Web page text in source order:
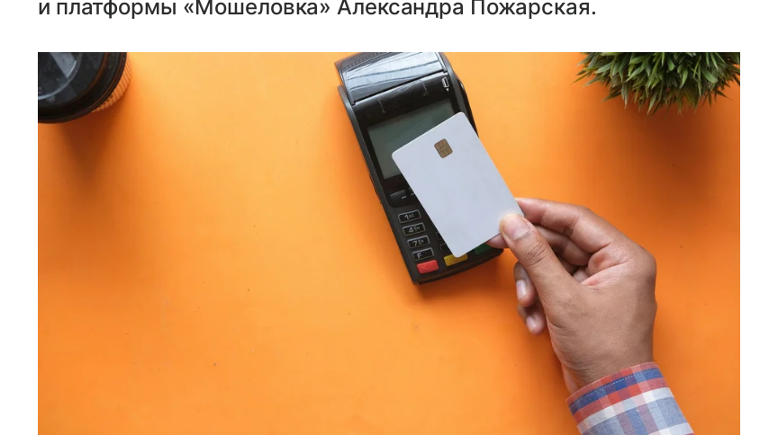
и платформы «Мошеловка» Александра Пожарская.